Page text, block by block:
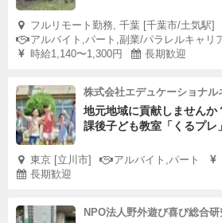
フルリモート勤務, 千葉 [千葉市/土気駅]
アルバイト,パート,副業/パラレルキャリ
時給1,140〜1,300円
長期歓迎
株式会社エデュケーショナル
地元地域に貢献しません
課後子ども教室「くるプレ」
東京 [立川市] アルバイト,パート
長期歓迎
NPO法人野外遊び喜び総合研